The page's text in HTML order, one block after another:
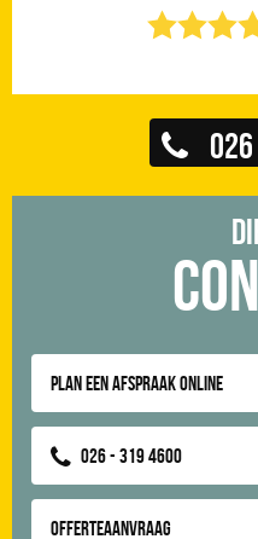
Plan een afspraak online
026 - 319 4600
Offerteaanvraag